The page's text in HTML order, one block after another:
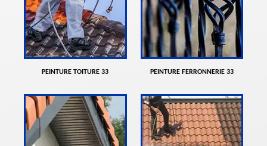
PEINTURE TOITURE 33 PEINTURE FERRONNERIE 33